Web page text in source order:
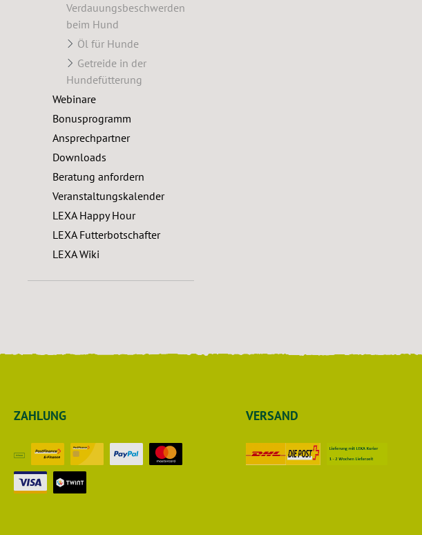
Verdauungsbeschwerden
beim Hund
Öl für Hunde
Getreide in der
Hundefütterung
Webinare
Bonusprogramm
Ansprechpartner
Downloads
Beratung anfordern
Veranstaltungskalender
LEXA Happy Hour
LEXA Futterbotschafter
LEXA Wiki
ZAHLUNG VERSAND